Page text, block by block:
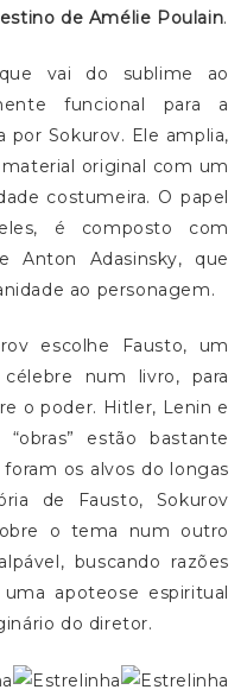
de Amélie Poulain.
vai do sublime ao
funcional para a
por Sokurov. Ele amplia,
original com um
costumeira. O papel
é composto com
Anton Adasinsky, que
ao personagem.
escolhe Fausto, um
num livro, para
o poder. Hitler, Lenin e
estão bastante
os alvos do longas
de Fausto, Sokurov
o tema num outro
buscando razões
apoteose espiritual
do diretor.